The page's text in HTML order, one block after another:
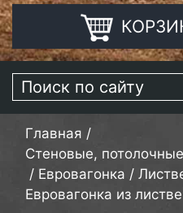
Главная /
Стеновые,
/ Евровагонка /
Евровагонка из